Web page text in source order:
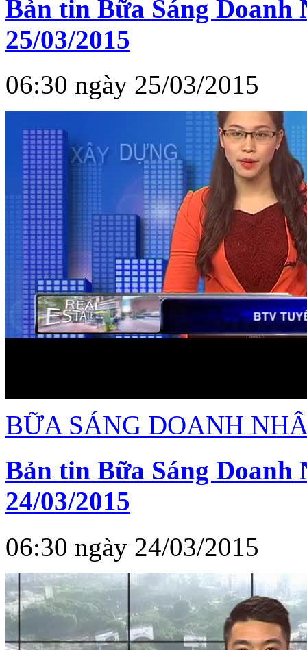
Bản tin Bữa Sáng Doanh
25/03/2015
06:30 ngày 25/03/2015
BỮA SÁNG DOANH
Bản tin Bữa Sáng Doanh
24/03/2015
06:30 ngày 24/03/2015